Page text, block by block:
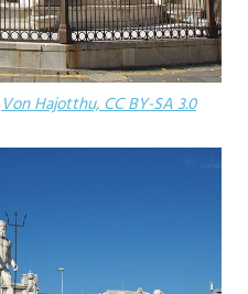
Von Hajotthu, CC BY-SA 3.0